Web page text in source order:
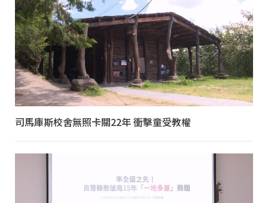
司馬庫斯校舍無照卡關22年 衝擊童受教權